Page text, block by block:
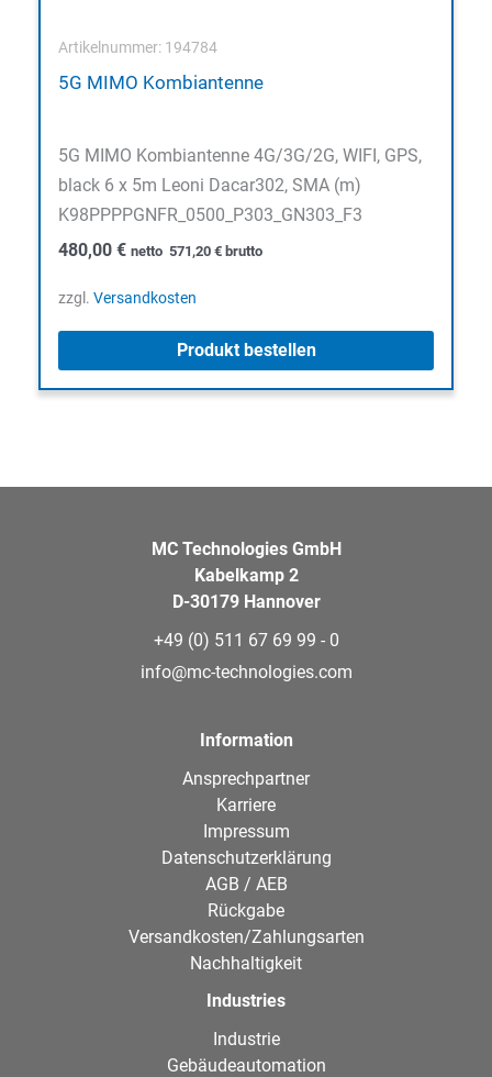
Artikelnummer: 194784
5G MIMO Kombiantenne
5G MIMO Kombiantenne 4G/3G/2G, WIFI, GPS,
black 6 x 5m Leoni Dacar302, SMA (m)
K98PPPPGNFR_0500_P303_GN303_F3
480,00 € netto 571,20 € brutto
zzgl. Versandkosten
Produkt bestellen
MC Technologies GmbH
Kabelkamp 2
D-30179 Hannover
+49 (0) 511 67 69 99 - 0
info@mc-technologies.com
Information
Ansprechpartner
Karriere
Impressum
Datenschutzerklärung
AGB / AEB
Rückgabe
Versandkosten/Zahlungsarten
Nachhaltigkeit
Industries
Industrie
Gebäudeautomation